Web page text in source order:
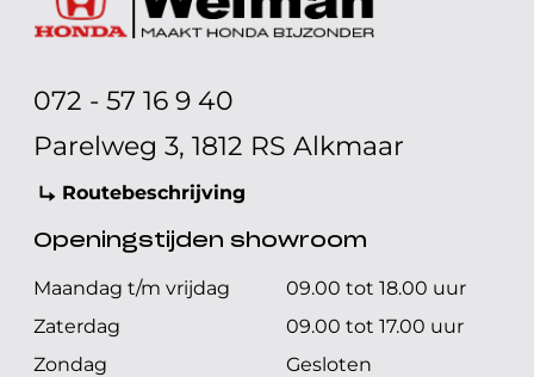
072 - 57 16 9 40
Parelweg 3, 1812 RS Alkmaar
Routebeschrijving
Openingstijden showroom
Maandag t/m vrijdag
09.00 tot 18.00 uur
Zaterdag
09.00 tot 17.00 uur
Zondag
Gesloten